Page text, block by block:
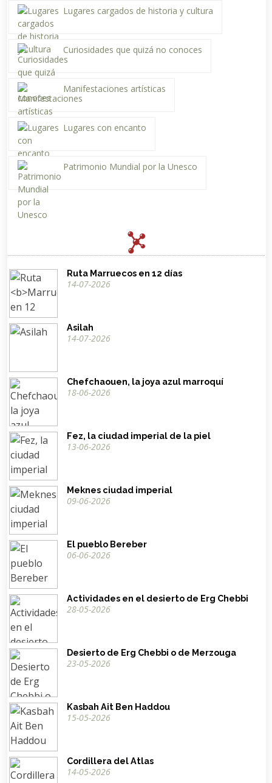
Lugares cargados de historia y cultura
Curiosidades que quizá no conoces
Manifestaciones artísticas
Lugares con encanto
Patrimonio Mundial por la Unesco
Ruta Marruecos en 12 días
14-07-2026
Asilah
14-07-2026
Chefchaouen, la joya azul marroquí
18-06-2026
Fez, la ciudad imperial de la piel
13-06-2026
Meknes ciudad imperial
09-06-2026
El pueblo Bereber
06-06-2026
Actividades en el desierto de Erg Chebbi
28-05-2026
Desierto de Erg Chebbi o de Merzouga
23-05-2026
Kasbah Ait Ben Haddou
15-05-2026
Cordillera del Atlas
14-05-2026